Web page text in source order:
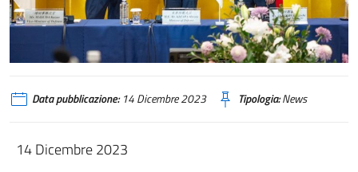
Data pubblicazione:14 Dicembre 2023 Tipologia:News
14 Dicembre 2023